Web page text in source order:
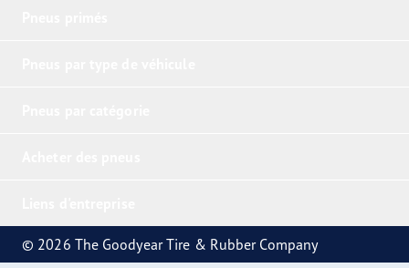
© 2026 The Goodyear Tire & Rubber Company